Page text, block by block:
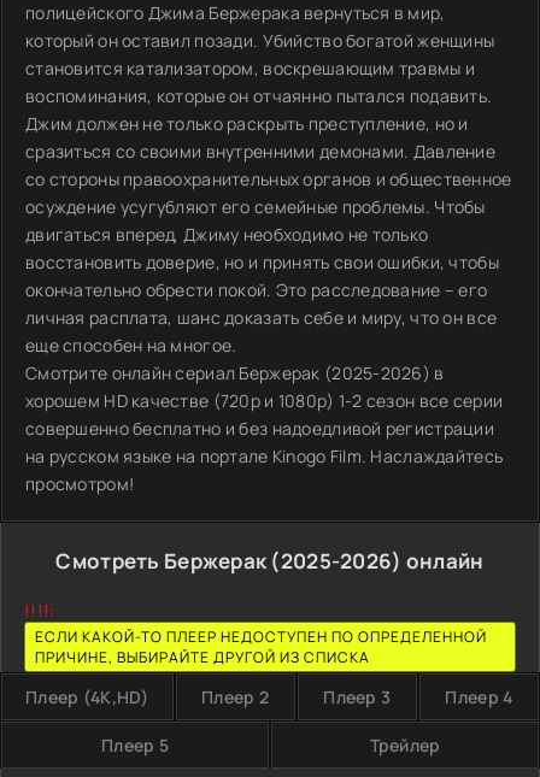
полицейского Джима Бержерака вернуться в мир,
который он оставил позади. Убийство богатой женщины
становится катализатором, воскрешающим травмы и
воспоминания, которые он отчаянно пытался подавить.
Джим должен не только раскрыть преступление, но и
сразиться со своими внутренними демонами. Давление
со стороны правоохранительных органов и общественное
осуждение усугубляют его семейные проблемы. Чтобы
двигаться вперед, Джиму необходимо не только
восстановить доверие, но и принять свои ошибки, чтобы
окончательно обрести покой. Это расследование – его
личная расплата, шанс доказать себе и миру, что он все
еще способен на многое.
Смотрите онлайн сериал Бержерак (2025-2026) в
хорошем HD качестве (720p и 1080p) 1-2 сезон все серии
совершенно бесплатно и без надоедливой регистрации
на русском языке на портале Kinogo Film. Наслаждайтесь
просмотром!
Смотреть Бержерак (2025-2026) онлайн
!!!!:
ЕСЛИ КАКОЙ-ТО ПЛЕЕР НЕДОСТУПЕН ПО ОПРЕДЕЛЕННОЙ
ПРИЧИНЕ, ВЫБИРАЙТЕ ДРУГОЙ ИЗ СПИСКА
Плеер (4K,HD) Плеер 2 Плеер 3 Плеер 4
Плеер 5 Трейлер